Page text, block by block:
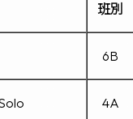
班別
6B
4A